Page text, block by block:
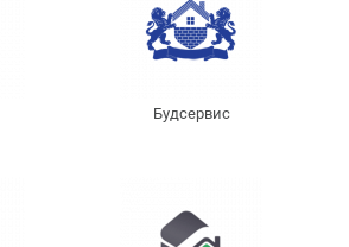
Будсервис